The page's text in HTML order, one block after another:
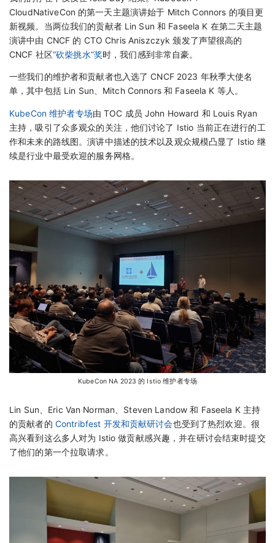
CloudNativeCon 的第一天主题演讲始于 Mitch Connors 的项目更
新视频。当两位我们的贡献者 Lin Sun 和 Faseela K 在第二天主题
演讲中由 CNCF 的 CTO Chris Aniszczyk 颁发了声望很高的
CNCF 社区“砍柴挑水”奖时，我们感到非常自豪。
一些我们的维护者和贡献者也入选了 CNCF 2023 年秋季大使名
单，其中包括 Lin Sun、Mitch Connors 和 Faseela K 等人。
KubeCon 维护者专场由 TOC 成员 John Howard 和 Louis Ryan
主持，吸引了众多观众的关注，他们讨论了 Istio 当前正在进行的工
作和未来的路线图。演讲中描述的技术以及观众规模凸显了 Istio 继
续是行业中最受欢迎的服务网格。
KubeCon NA 2023 的 Istio 维护者专场
Lin Sun、Eric Van Norman、Steven Landow 和 Faseela K 主持
的贡献者的 Contribfest 开发和贡献研讨会也受到了热烈欢迎。很
高兴看到这么多人对为 Istio 做贡献感兴趣，并在研讨会结束时提交
了他们的第一个拉取请求。